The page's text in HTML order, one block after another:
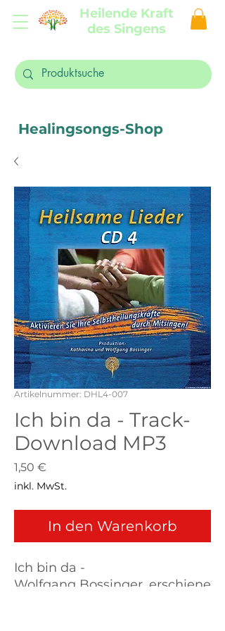
Heilende Kraft
des Singens
Healingsongs-Shop
Artikelnummer: DHL4-007
Ich bin da - Track-
Download MP3
1,50 €
inkl. MwSt.
In den Warenkorb
Ich bin da -
Wolfgang Bossinger, erschiene